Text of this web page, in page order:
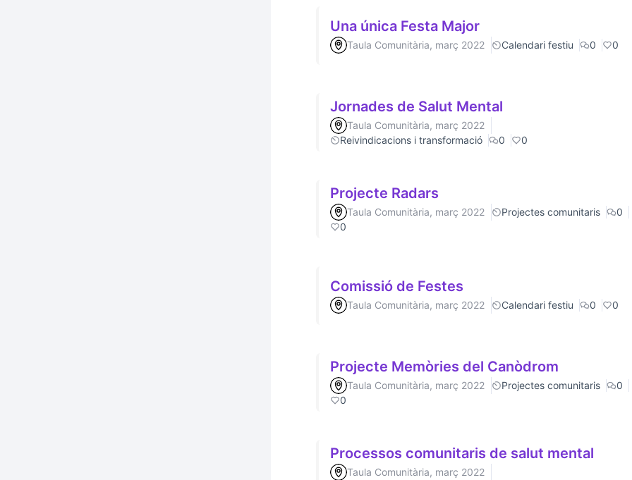
Una única Festa Major
Taula Comunitària, març 2022 Calendari festiu 0 0
Jornades de Salut Mental
Taula Comunitària, març 2022
Reivindicacions i transformació
0 0
Projecte Radars
Taula Comunitària, març 2022 Projectes comunitaris
0
0
Comissió de Festes
Taula Comunitària, març 2022 Calendari festiu 0 0
Projecte Memòries del Canòdrom
Taula Comunitària, març 2022 Projectes comunitaris
0
0
Processos comunitaris de salut mental
Taula Comunitària, març 2022